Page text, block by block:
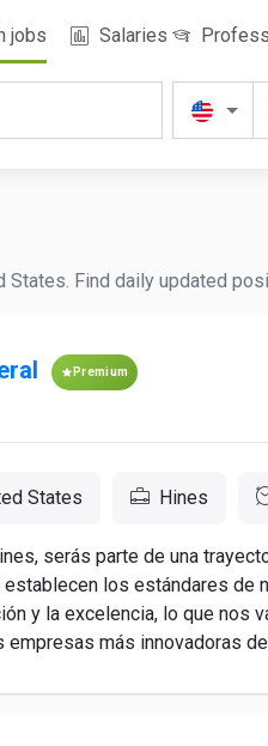
jobs Salaries
States. Find daily updated
Premium
States Hines
serás parte de una
los estándares de
y la excelencia, lo que nos
empresas más innovadoras